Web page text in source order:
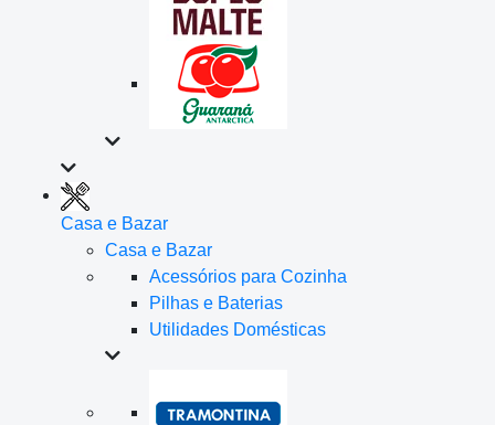
Casa e Bazar
Casa e Bazar
Acessórios para Cozinha
Pilhas e Baterias
Utilidades Domésticas